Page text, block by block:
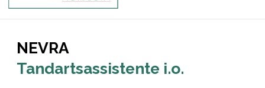
NEVRA
Tandartsassistente i.o.